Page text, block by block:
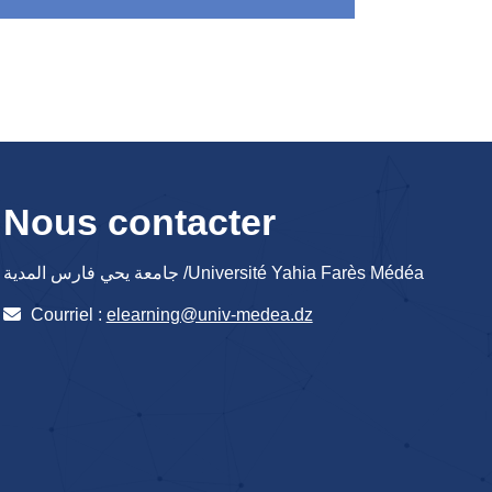
Nous contacter
جامعة يحي فارس المدية /Université Yahia Farès Médéa
Courriel : elearning@univ-medea.dz